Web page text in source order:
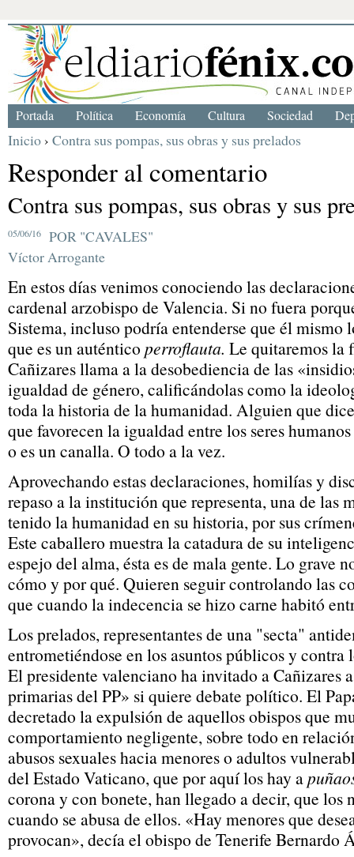
Inicio › Contra sus pompas, sus obras y sus prelados
Responder al comentario
Contra sus pompas, sus obras y sus
05/06/16
POR "CAVALES"
Víctor Arrogante
En estos días venimos conociendo las
cardenal arzobispo de Valencia. Si no fuera
Sistema, incluso podría entenderse que él mismo
que es un auténtico perroflauta. Le quitaremos la
Cañizares llama a la desobediencia de las
igualdad de género, calificándolas como la
toda la historia de la humanidad. Alguien que
que favorecen la igualdad entre los seres
o es un canalla. O todo a la vez.
Aprovechando estas declaraciones, homilías y
repaso a la institución que representa, una de las
tenido la humanidad en su historia, por sus
Este caballero muestra la catadura de su
espejo del alma, ésta es de mala gente. Lo grave
cómo y por qué. Quieren seguir controlando las
que cuando la indecencia se hizo carne habitó
Los prelados, representantes de una "secta"
entrometiéndose en los asuntos públicos y contra
El presidente valenciano ha invitado a Cañizares
primarias del PP» si quiere debate político. El
decretado la expulsión de aquellos obispos que
comportamiento negligente, sobre todo en
abusos sexuales hacia menores o adultos
del Estado Vaticano, que por aquí los hay a
corona y con bonete, han llegado a decir, que los
cuando se abusa de ellos. «Hay menores que
provocan», decía el obispo de Tenerife Bernardo
Portada Política Economía Cultura Sociedad